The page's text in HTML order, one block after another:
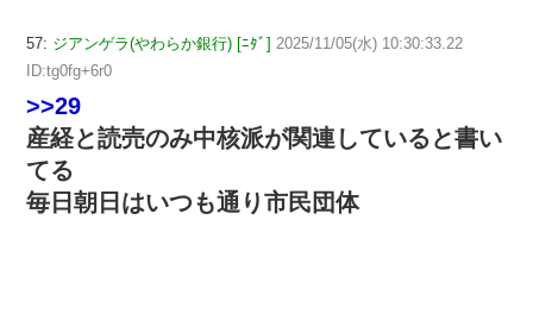
57: ジアンゲラ(やわらか銀行) [ﾆﾀﾞ] 2025/11/05(水) 10:30:33.22
ID:tg0fg+6r0
>>29
産経と読売のみ中核派が関連していると書い
てる
毎日朝日はいつも通り市民団体